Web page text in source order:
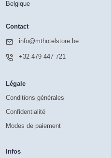
Belgique
Contact
info@mthotelstore.be
+32 479 447 721
Légale
Conditions générales
Confidentialité
Modes de paiement
Infos